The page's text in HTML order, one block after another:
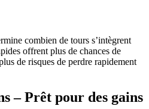
combien de tours s’intègrent
offrent plus de chances de
de risques de perdre rapidement
– Prêt pour des gains